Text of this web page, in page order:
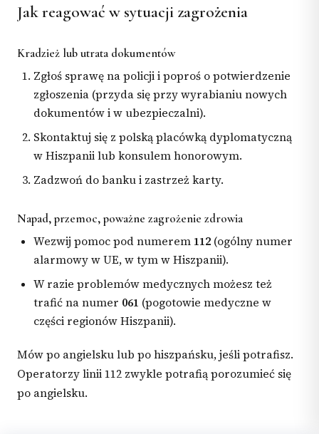
Jak reagować w sytuacji zagrożenia
Kradzież lub utrata dokumentów
Zgłoś sprawę na policji i poproś o potwierdzenie
zgłoszenia (przyda się przy wyrabianiu nowych
dokumentów i w ubezpieczalni).
Skontaktuj się z polską placówką dyplomatyczną
w Hiszpanii lub konsulem honorowym.
Zadzwoń do banku i zastrzeż karty.
Napad, przemoc, poważne zagrożenie zdrowia
Wezwij pomoc pod numerem 112 (ogólny numer
alarmowy w UE, w tym w Hiszpanii).
W razie problemów medycznych możesz też
trafić na numer 061 (pogotowie medyczne w
części regionów Hiszpanii).
Mów po angielsku lub po hiszpańsku, jeśli potrafisz.
Operatorzy linii 112 zwykle potrafią porozumieć się
po angielsku.